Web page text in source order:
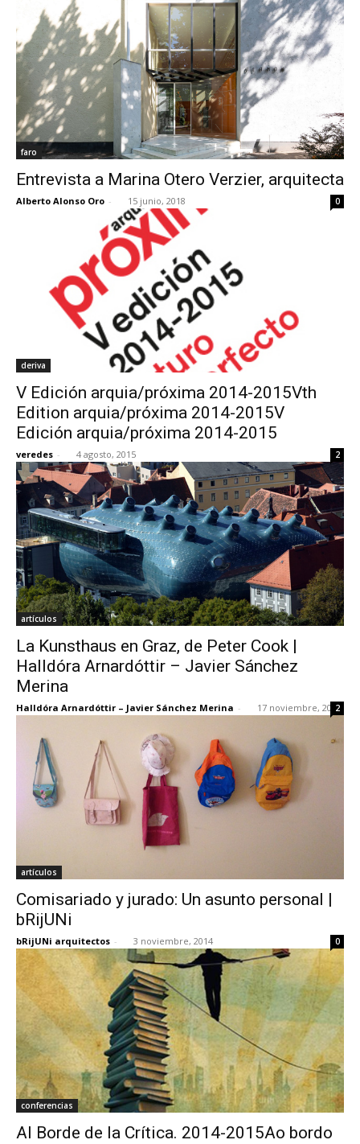
faro
Entrevista a Marina Otero Verzier, arquitecta
Alberto Alonso Oro - 15 junio, 2018 0
deriva
V Edición arquia/próxima 2014-2015Vth
Edition arquia/próxima 2014-2015V
Edición arquia/próxima 2014-2015
veredes - 4 agosto, 2015 2
artículos
La Kunsthaus en Graz, de Peter Cook |
Halldóra Arnardóttir – Javier Sánchez
Merina
Halldóra Arnardóttir – Javier Sánchez Merina - 17 noviembre, 2014
2
artículos
Comisariado y jurado: Un asunto personal |
bRijUNi
bRijUNi arquitectos - 3 noviembre, 2014 0
conferencias
Al Borde de la Crítica. 2014-2015Ao bordo